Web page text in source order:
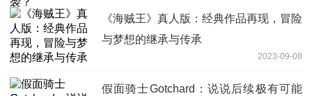
《海贼王》真人版：经典作品再现，冒险
与梦想的继承与传承
2023-09-08
假面骑士Gotchard：说说后续极有可能